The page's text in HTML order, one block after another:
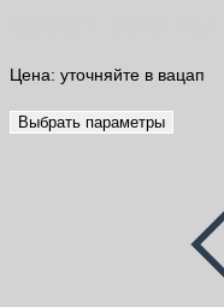
Цена: уточняйте в вацап
Выбрать параметры